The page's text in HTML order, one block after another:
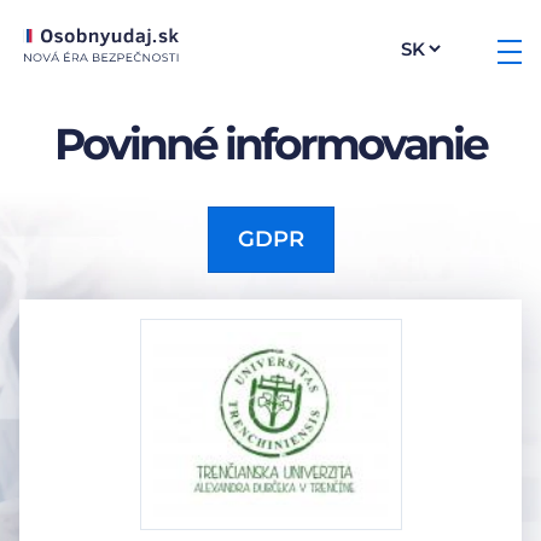
Povinné informovanie
GDPR